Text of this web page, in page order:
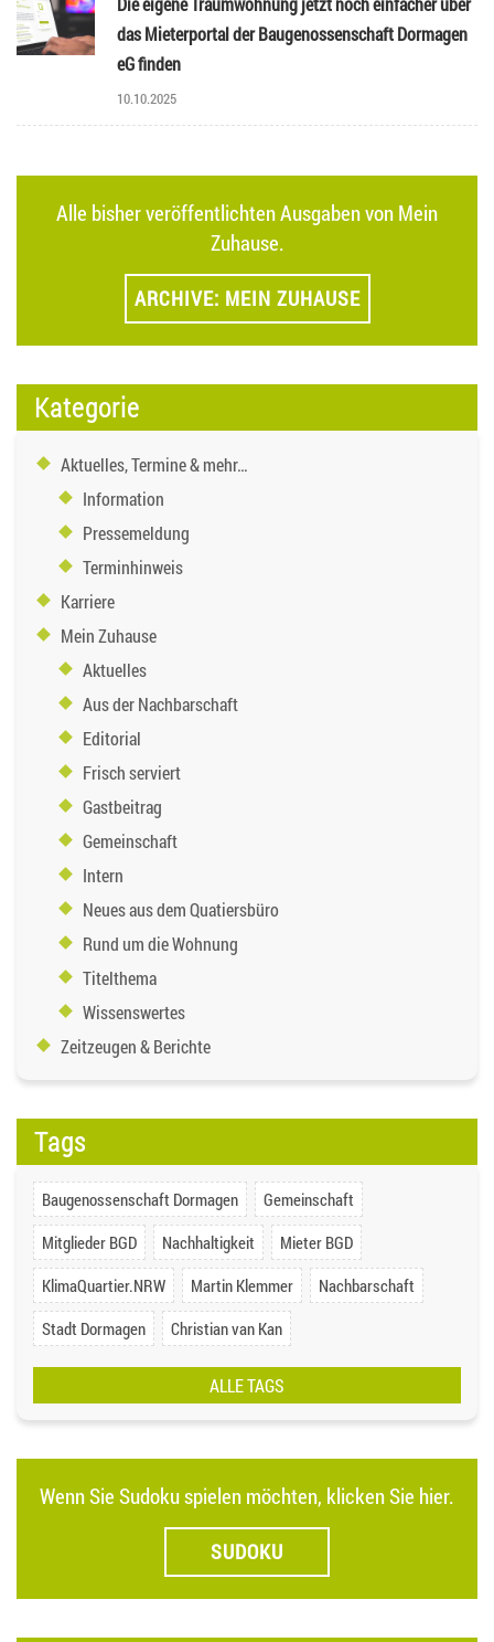
das Mieterportal der Baugenossenschaft Dormagen
eG finden
10.10.2025
Alle bisher veröffentlichten Ausgaben von Mein
Zuhause.
ARCHIVE: MEIN ZUHAUSE
Kategorie
Aktuelles, Termine & mehr…
Information
Pressemeldung
Terminhinweis
Karriere
Mein Zuhause
Aktuelles
Aus der Nachbarschaft
Editorial
Frisch serviert
Gastbeitrag
Gemeinschaft
Intern
Neues aus dem Quatiersbüro
Rund um die Wohnung
Titelthema
Wissenswertes
Zeitzeugen & Berichte
Tags
Baugenossenschaft Dormagen
Gemeinschaft
Mitglieder BGD
Nachhaltigkeit
Mieter BGD
KlimaQuartier.NRW
Martin Klemmer
Nachbarschaft
Stadt Dormagen
Christian van Kan
ALLE TAGS
Wenn Sie Sudoku spielen möchten, klicken Sie hier.
SUDOKU